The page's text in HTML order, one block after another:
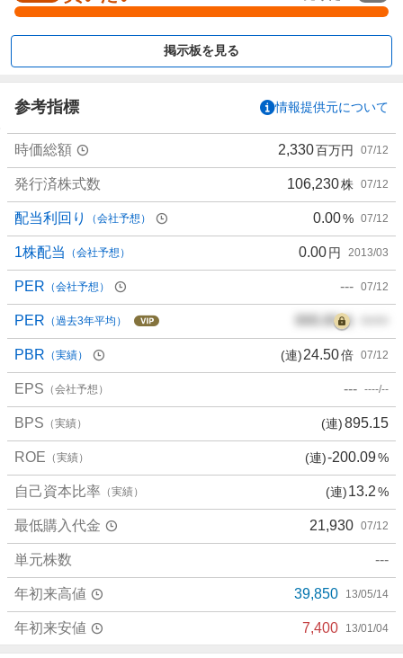
く
買
1
0
0
%
、
買
い
た
い
0
%
様
子
見
0
%
、
り
た
い
0
%
、
強
く
売
掲示板を見る
参考指標 情報提供元について
時価総額 2,330百万円 07/12
発行済株式数 106,230株 07/12
配当利回り （会社予想） 0.00% 07/12
1株配当 （会社予想） 0.00円 2013/03
PER （会社予想） --- 07/12
PER （過去3年平均） 000.00倍
PBR （実績） (連)24.50倍 07/12
EPS （会社予想） --- ----/--
BPS （実績） (連)895.15
ROE （実績） (連)-200.09%
自己資本比率 （実績） (連)13.2%
最低購入代金 21,930 07/12
単元株数 ---
年初来高値 39,850 13/05/14
年初来安値 7,400 13/01/04